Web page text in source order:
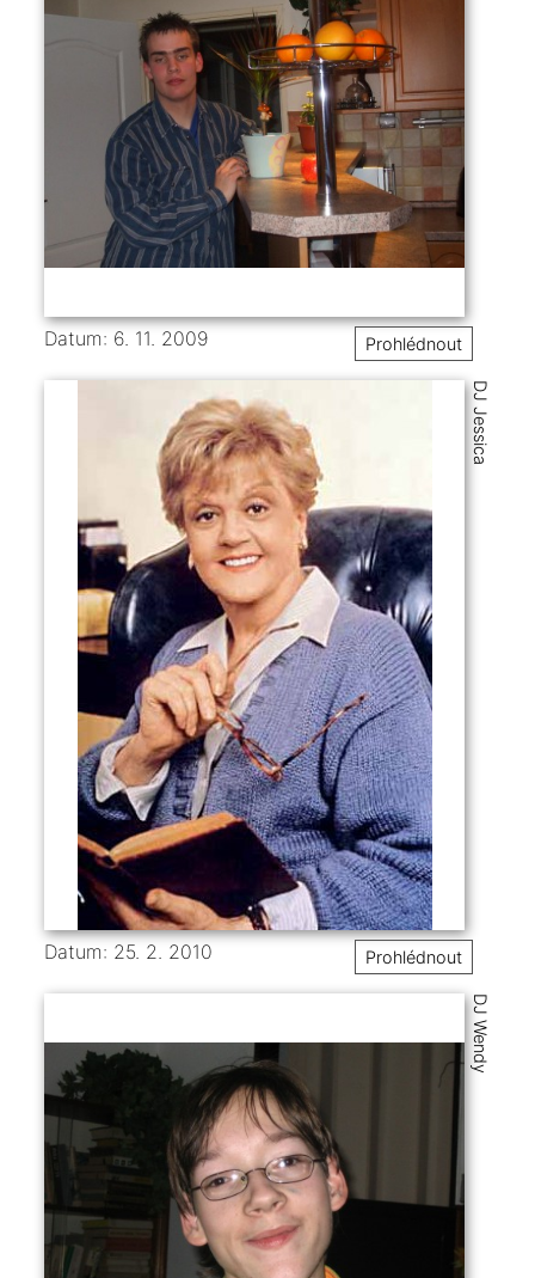
Datum: 6. 11. 2009 Prohlédnout
DJ Jessica
Datum: 25. 2. 2010 Prohlédnout
DJ Wendy